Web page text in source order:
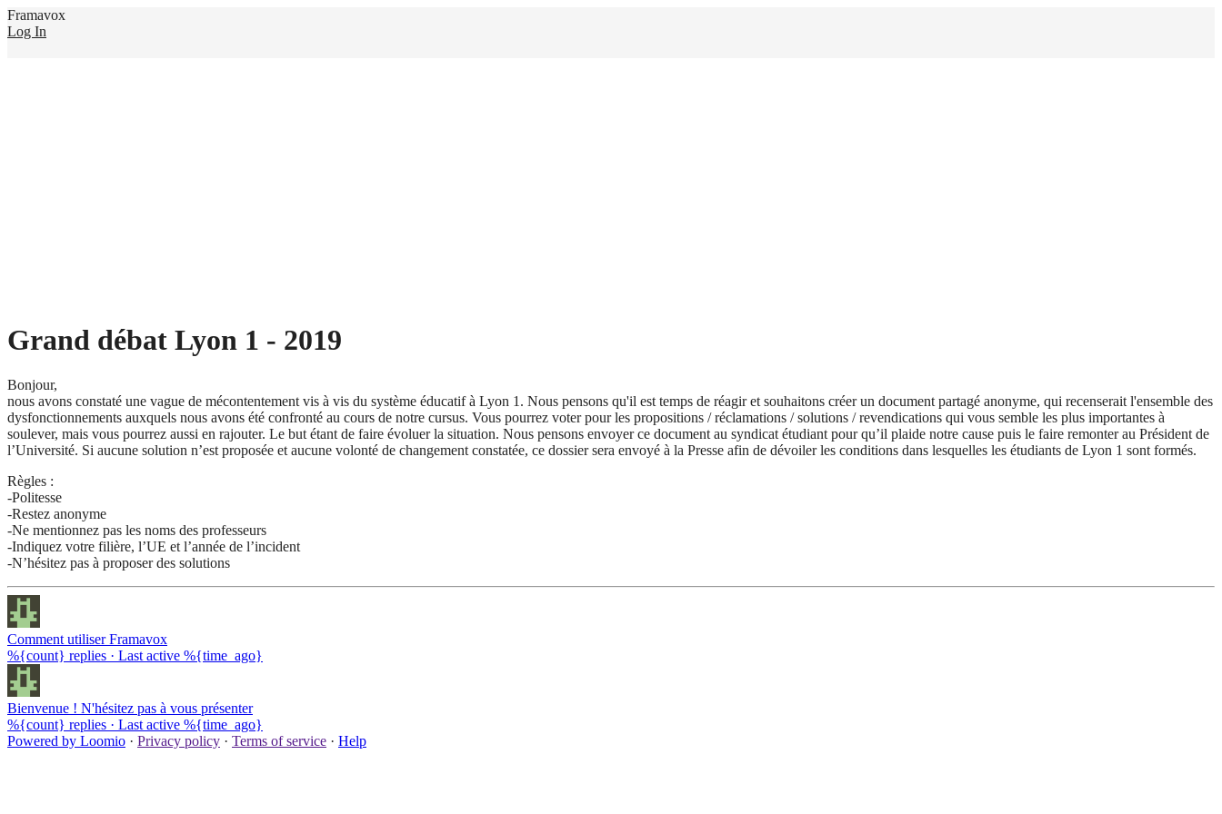
Framavox
Log In
Grand débat Lyon 1 - 2019
Bonjour,
nous avons constaté une vague de mécontentement vis à vis du système éducatif à Lyon 1. Nous pensons qu'il est temps de réagir et souhaitons créer un document partagé anonyme, qui recenserait l'ensemble des
dysfonctionnements auxquels nous avons été confronté au cours de notre cursus. Vous pourrez voter pour les propositions / réclamations / solutions / revendications qui vous semble les plus importantes à
soulever, mais vous pourrez aussi en rajouter. Le but étant de faire évoluer la situation. Nous pensons envoyer ce document au syndicat étudiant pour qu’il plaide notre cause puis le faire remonter au Président de
l’Université. Si aucune solution n’est proposée et aucune volonté de changement constatée, ce dossier sera envoyé à la Presse afin de dévoiler les conditions dans lesquelles les étudiants de Lyon 1 sont formés.
Règles :
-Politesse
-Restez anonyme
-Ne mentionnez pas les noms des professeurs
-Indiquez votre filière, l’UE et l’année de l’incident
-N’hésitez pas à proposer des solutions
Comment utiliser Framavox
%{count} replies · Last active %{time_ago}
Bienvenue ! N'hésitez pas à vous présenter
%{count} replies · Last active %{time_ago}
Powered by Loomio · Privacy policy · Terms of service · Help